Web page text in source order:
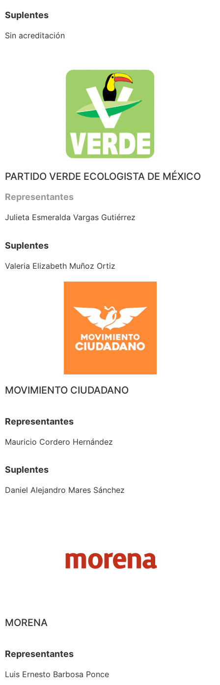
Suplentes
Sin acreditación
PARTIDO VERDE ECOLOGISTA DE MÉXICO
Representantes
Julieta Esmeralda Vargas Gutiérrez
Suplentes
Valeria Elizabeth Muñoz Ortiz
MOVIMIENTO CIUDADANO
Representantes
Mauricio Cordero Hernández
Suplentes
Daniel Alejandro Mares Sánchez
MORENA
Representantes
Luis Ernesto Barbosa Ponce